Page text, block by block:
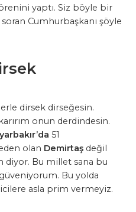
yaptı. Siz böyle bir
Cumhurbaşkanı şöyle
dirsek dirseğesin.
onun derdindesin.
51
olan Demirtaş değil
diyor. Bu millet sana bu
Bu yolda
asla prim vermeyiz.